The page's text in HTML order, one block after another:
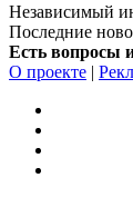
Независимый
Последние
Есть вопросы
О проекте |